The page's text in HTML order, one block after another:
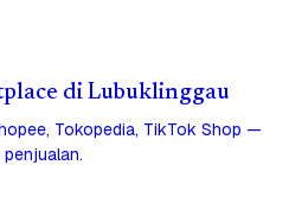
di Lubuklinggau
Tokopedia, TikTok Shop —